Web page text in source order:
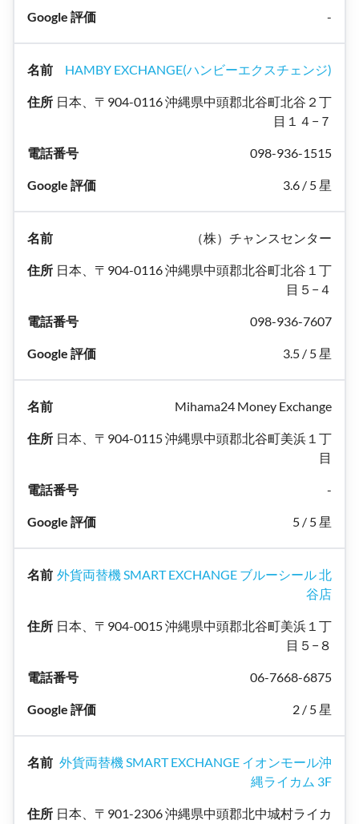
-
HAMBY EXCHANGE(ハンビーエクスチェンジ)
日本、〒904-0116 沖縄県中頭郡北谷町北谷２丁
目１４−７
098-936-1515
3.6 / 5 星
（株）チャンスセンター
日本、〒904-0116 沖縄県中頭郡北谷町北谷１丁
目５−４
098-936-7607
3.5 / 5 星
Mihama24 Money Exchange
日本、〒904-0115 沖縄県中頭郡北谷町美浜１丁
目
-
5 / 5 星
外貨両替機 SMART EXCHANGE ブルーシール 北
谷店
日本、〒904-0015 沖縄県中頭郡北谷町美浜１丁
目５−８
06-7668-6875
2 / 5 星
外貨両替機 SMART EXCHANGE イオンモール沖
縄ライカム 3F
日本、〒901-2306 沖縄県中頭郡北中城村ライカ